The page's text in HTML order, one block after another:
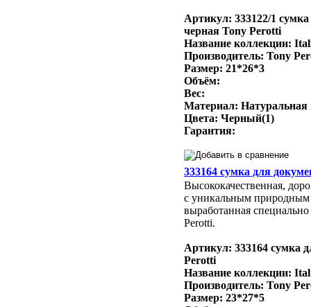
Артикул: 333122/1
черная Tony Perotti
Название коллекции:
Производитель: Tony
Размер: 21*26*3
Объём:
Вес:
Материал: Натуральная
Цвета: Черный(1)
Гарантия:
333164 сумка для
Высококачественная,
с уникальным природным
выработанная
Perotti.
Артикул: 333164 сумка
Perotti
Название коллекции:
Производитель: Tony
Размер: 23*27*5